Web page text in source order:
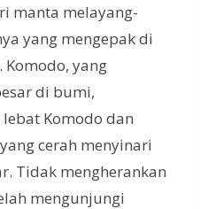
manta melayang-
yang mengepak di
Komodo, yang
di bumi,
Komodo dan
cerah menyinari
Tidak mengherankan
mengunjungi